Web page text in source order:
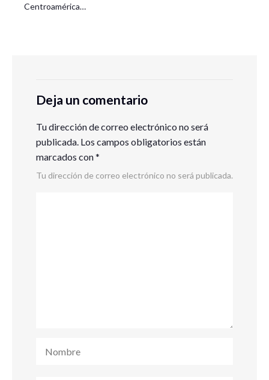
Centroamérica…
Deja un comentario
Tu dirección de correo electrónico no será
publicada. Los campos obligatorios están
marcados con*
Tu dirección de correo electrónico no será publicada.